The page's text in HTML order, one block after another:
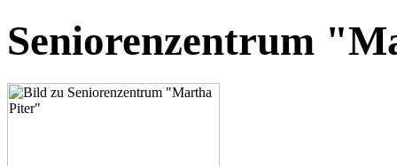
Seniorenzentrum